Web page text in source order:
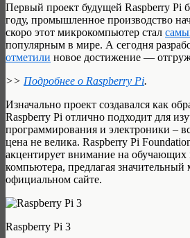
Первый проект будущей Raspberry Pi
году, промышленное производство
скоро этот микрокомпьютер стал
популярным в мире. А сегодня
отметили новое достижение —
>> Подробнее о Raspberry Pi.
Изначально проект создавался как
Raspberry Pi отлично подходит для
программирования и электроники –
цена не велика. Raspberry Pi
акцентирует внимание на обучающих
компьютера, предлагая значительный
официальном сайте.
Raspberry Pi 3